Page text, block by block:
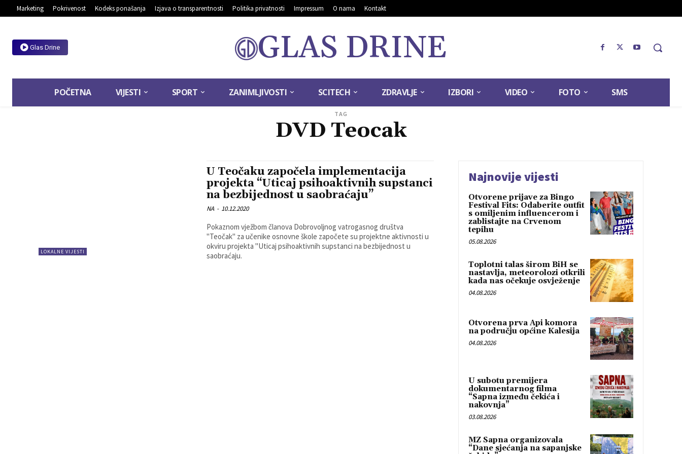
Marketing Pokrivenost Kodeks ponašanja Izjava o transparentnosti Politika privatnosti Impressum O nama Kontakt
Glas Drine GLAS DRINE
POČETNA VIJESTI SPORT ZANIMLJIVOSTI SCITECH ZDRAVLJE IZBORI VIDEO FOTO SMS
TAG
DVD Teocak
LOKALNE VIJESTI
U Teočaku započela implementacija
projekta “Uticaj psihoaktivnih supstanci
na bezbijednost u saobraćaju”
NA - 10.12.2020
Pokaznom vježbom članova Dobrovoljnog vatrogasnog društva
"Teočak" za učenike osnovne škole započete su projektne aktivnosti u
okviru projekta "Uticaj psihoaktivnih supstanci na bezbijednost u
saobraćaju.
Najnovije vijesti
Otvorene prijave za Bingo
Festival Fits: Odaberite outfit
s omiljenim influencerom i
zablistajte na Crvenom
tepihu
05.08.2026
Toplotni talas širom BiH se
nastavlja, meteorolozi otkrili
kada nas očekuje osvježenje
04.08.2026
Otvorena prva Api komora
na području općine Kalesija
04.08.2026
U subotu premijera
dokumentarnog filma
“Sapna između čekića i
nakovnja”
03.08.2026
MZ Sapna organizovala
“Dane sjećanja na sapanjske